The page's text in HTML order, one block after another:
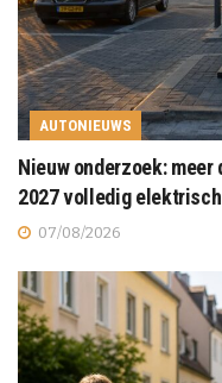
AUTONIEUWS
Nieuw onderzoek: meer
2027 volledig elektrisch
07/08/2026